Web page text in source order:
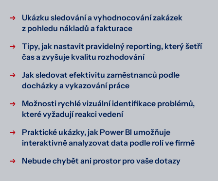
Ukázku sledování a vyhodnocování zakázek
z pohledu nákladů a fakturace
Tipy, jak nastavit pravidelný reporting, který šetří
čas a zvyšuje kvalitu rozhodování
Jak sledovat efektivitu zaměstnanců podle
docházky a vykazování práce
Možnosti rychlé vizuální identifikace problémů,
které vyžadují reakci vedení
Praktické ukázky, jak Power BI umožňuje
interaktivně analyzovat data podle rolí ve firmě
Nebude chybět ani prostor pro vaše dotazy